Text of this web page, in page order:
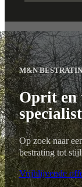
M&N
Oprit en
Op zoek naar
bestrating tot
Vrijblijvende